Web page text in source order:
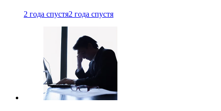
2 года спустя2 года спустя